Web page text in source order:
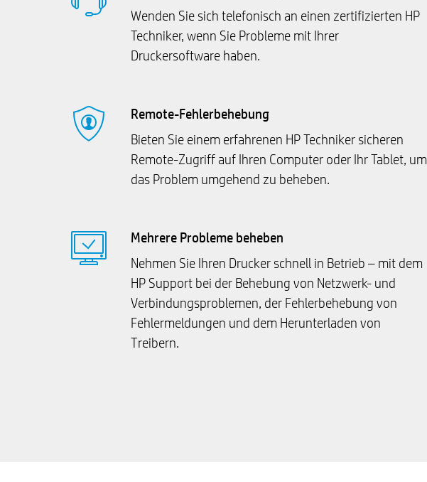
Wenden Sie sich telefonisch an einen zertifizierten HP
Techniker, wenn Sie Probleme mit Ihrer
Druckersoftware haben.
Remote-Fehlerbehebung
Bieten Sie einem erfahrenen HP Techniker sicheren
Remote-Zugriff auf Ihren Computer oder Ihr Tablet, um
das Problem umgehend zu beheben.
Mehrere Probleme beheben
Nehmen Sie Ihren Drucker schnell in Betrieb – mit dem
HP Support bei der Behebung von Netzwerk- und
Verbindungsproblemen, der Fehlerbehebung von
Fehlermeldungen und dem Herunterladen von
Treibern.